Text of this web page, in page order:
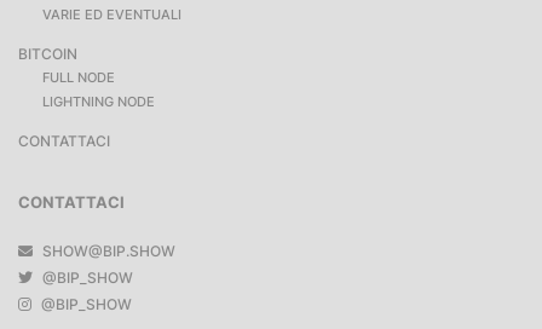
VARIE ED EVENTUALI
BITCOIN
FULL NODE
LIGHTNING NODE
CONTATTACI
CONTATTACI
SHOW@BIP.SHOW
@BIP_SHOW
@BIP_SHOW